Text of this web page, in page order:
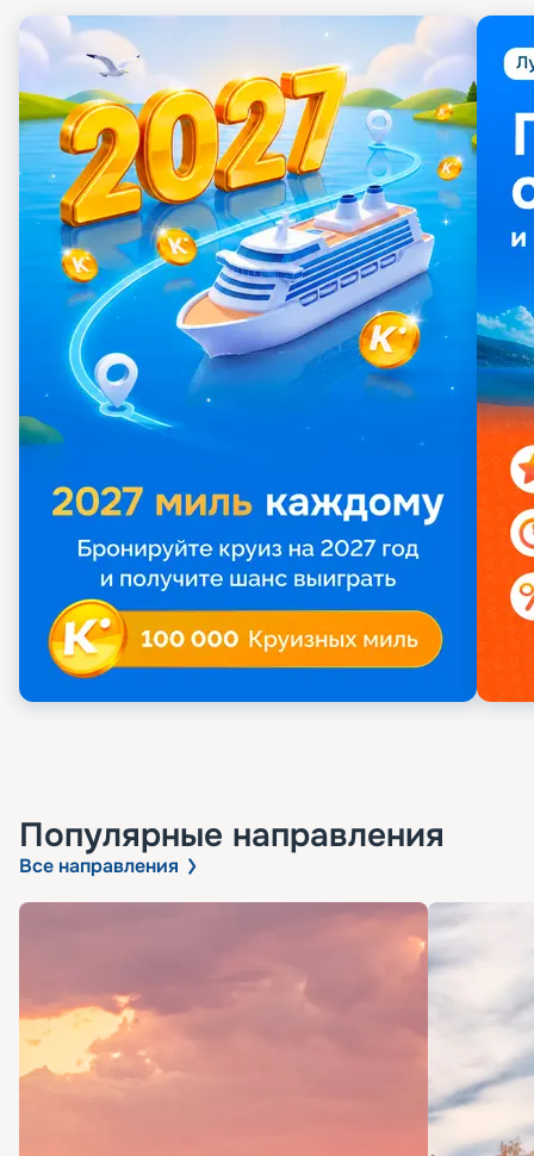
Популярные направления
Все направления